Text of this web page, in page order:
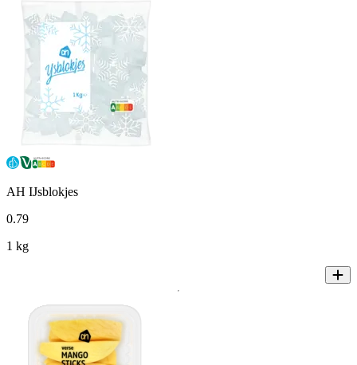
AH IJsblokjes
0.79
1 kg